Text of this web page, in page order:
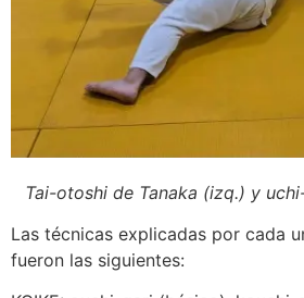
Tai-otoshi de Tanaka (izq.) y
Las técnicas explicadas por cada
fueron las siguientes: